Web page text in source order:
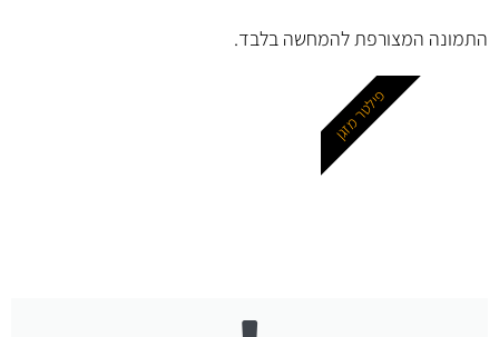
התמונה המצורפת להמחשה בלבד.
פילטר מזגן